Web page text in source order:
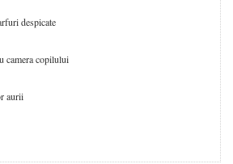
despicate
camera copilului
aurii